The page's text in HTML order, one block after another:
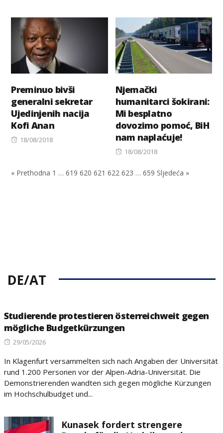
Preminuo bivši
generalni sekretar
Ujedinjenih nacija
Kofi Anan
Posted
18/08/2018
Njemački
humanitarci šokirani:
Mi besplatno
dovozimo pomoć, BiH
nam naplaćuje!
Posted
18/08/2018
« Prethodna 1 … 619 620 621 622 623 … 659 Sljedeća »
DE/AT
Studierende protestieren österreichweit gegen
mögliche Budgetkürzungen
Posted
29/05/2026
In Klagenfurt versammelten sich nach Angaben der Universität
rund 1.200 Personen vor der Alpen-Adria-Universität. Die
Demonstrierenden wandten sich gegen mögliche Kürzungen
im Hochschulbudget und...
Kunasek fordert strengere